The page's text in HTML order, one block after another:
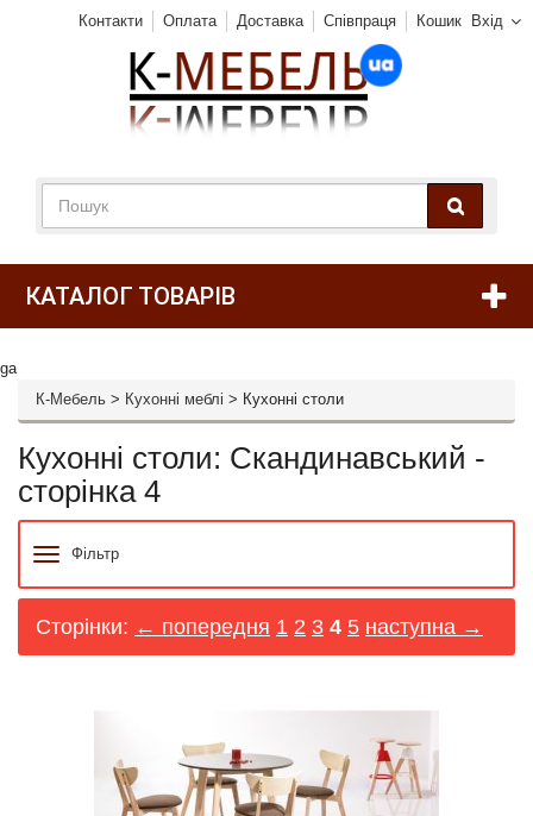
Вхід
Контакти Оплата Доставка Співпраця Кошик
КАТАЛОГ ТОВАРІВ
ga
К-Мебель > Кухонні меблі > Кухонні столи
Кухонні столи: Скандинавський -
сторінка 4
Фільтр
Сторінки: ← попередня 1 2 3 4 5 наступна →